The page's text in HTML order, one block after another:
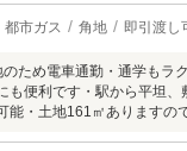
都市ガス 角地 即引渡し
のため電車通勤・通学も
も便利です・駅から平坦
能・土地161㎡あります